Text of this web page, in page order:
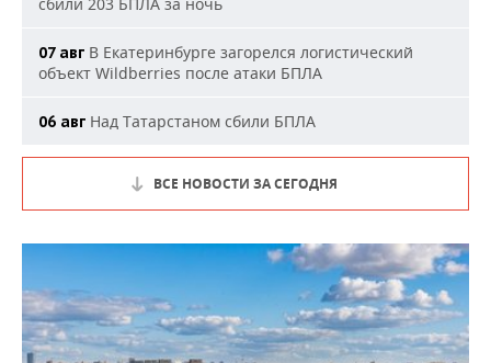
07 авг В Екатеринбурге загорелся логистический
объект Wildberries после атаки БПЛА
06 авг Над Татарстаном сбили БПЛА
ВСЕ НОВОСТИ ЗА СЕГОДНЯ